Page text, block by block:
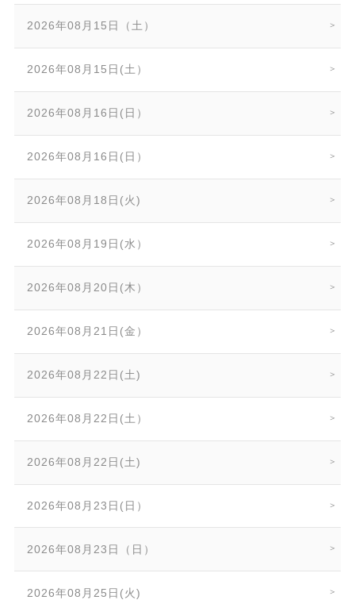
2026年08月15日（土）
2026年08月15日(土）
2026年08月16日(日）
2026年08月16日(日）
2026年08月18日(火)
2026年08月19日(水）
2026年08月20日(木）
2026年08月21日(金）
2026年08月22日(土)
2026年08月22日(土）
2026年08月22日(土)
2026年08月23日(日）
2026年08月23日（日）
2026年08月25日(火)